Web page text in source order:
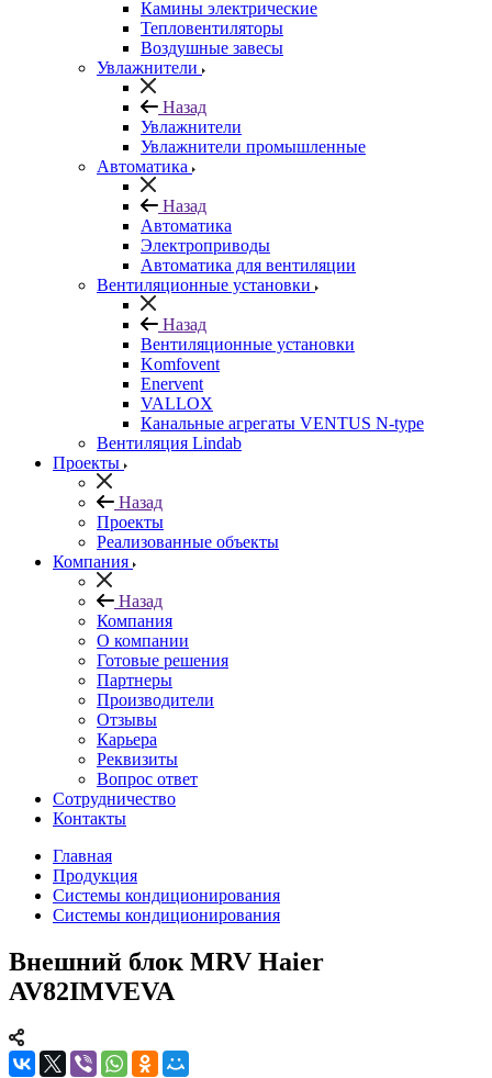
Камины электрические
Тепловентиляторы
Воздушные завесы
Увлажнители
Назад
Увлажнители
Увлажнители промышленные
Автоматика
Назад
Автоматика
Электроприводы
Автоматика для вентиляции
Вентиляционные установки
Назад
Вентиляционные установки
Komfovent
Enervent
VALLOX
Канальные агрегаты VENTUS N-type
Вентиляция Lindab
Проекты
Назад
Проекты
Реализованные объекты
Компания
Назад
Компания
О компании
Готовые решения
Партнеры
Производители
Отзывы
Карьера
Реквизиты
Вопрос ответ
Сотрудничество
Контакты
Главная
Продукция
Системы кондиционирования
Системы кондиционирования
Внешний блок MRV Haier
AV82IMVEVA